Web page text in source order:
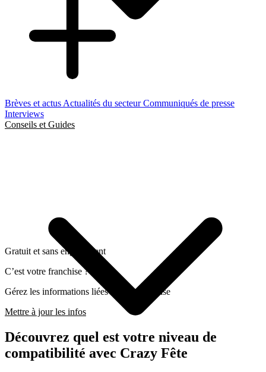
Brèves et actus Actualités du secteurCommuniqués de presse
Interviews
Conseils et Guides
Gratuit et sans engagement
C’est votre franchise ?
Gérez les informations liées a cette franchise
Mettre à jour les infos
Découvrez quel est votre niveau de
compatibilité avec Crazy Fête